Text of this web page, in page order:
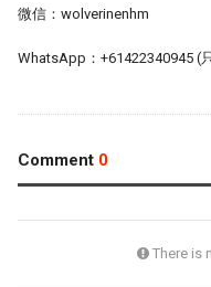
微信：wolverinenhm
WhatsApp：+61422340945 (
Comment 0
There is